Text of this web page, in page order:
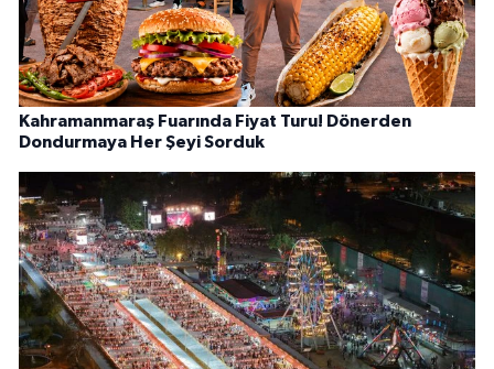
Kahramanmaraş Fuarında Fiyat Turu! Dönerden
Dondurmaya Her Şeyi Sorduk